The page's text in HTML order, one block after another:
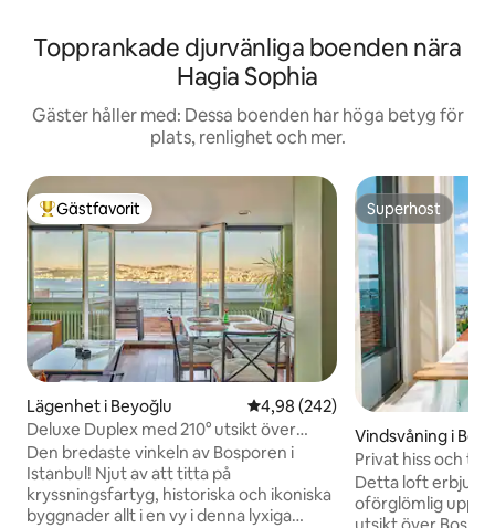
Topprankade djurvänliga boenden nära
Hagia Sophia
Gäster håller med: Dessa boenden har höga betyg för
plats, renlighet och mer.
Populär gästfavorit
Gästfavorit
Lägenhet i Beyoğlu 4,98 av 5 i genomsnittligt
4,98 (242)
Deluxe Duplex med 210° utsikt över
Bosporen i Cihangir
Den bredaste vinkeln av Bosporen i
Istanbul! Njut av att titta på
kryssningsfartyg, historiska och ikoniska
byggnader allt i en vy i denna lyxiga
Superhost
Superhost
Vindsvåning i
Privat hiss och
Bosporen
Detta loft
oförglömlig
utsikt över